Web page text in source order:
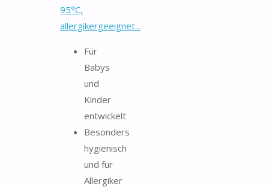
95°C,
allergikergeeignet...
Für
Babys
und
Kinder
entwickelt
Besonders
hygienisch
und für
Allergiker